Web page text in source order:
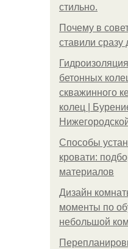
стильнo.
Почему в
ставили
бетонных
скважинного
колец |
Способы
кровати:
материалов
Дизайн
моменты по
небольшой